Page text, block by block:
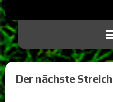
Der nächste Streich